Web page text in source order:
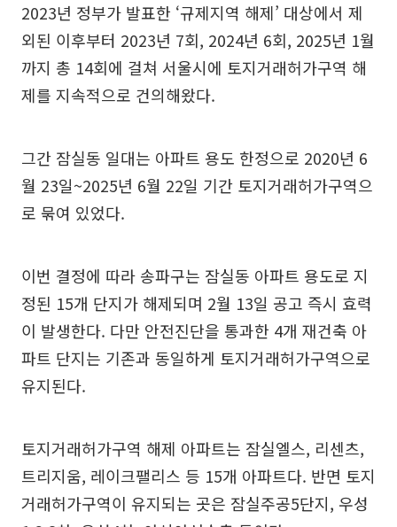
2023년 정부가 발표한 ‘규제지역 해제’ 대상에서 제
외된 이후부터 2023년 7회, 2024년 6회, 2025년 1월
까지 총 14회에 걸쳐 서울시에 토지거래허가구역 해
제를 지속적으로 건의해왔다.
그간 잠실동 일대는 아파트 용도 한정으로 2020년 6
월 23일~2025년 6월 22일 기간 토지거래허가구역으
로 묶여 있었다.
이번 결정에 따라 송파구는 잠실동 아파트 용도로 지
정된 15개 단지가 해제되며 2월 13일 공고 즉시 효력
이 발생한다. 다만 안전진단을 통과한 4개 재건축 아
파트 단지는 기존과 동일하게 토지거래허가구역으로
유지된다.
토지거래허가구역 해제 아파트는 잠실엘스, 리센츠,
트리지움, 레이크팰리스 등 15개 아파트다. 반면 토지
거래허가구역이 유지되는 곳은 잠실주공5단지, 우성